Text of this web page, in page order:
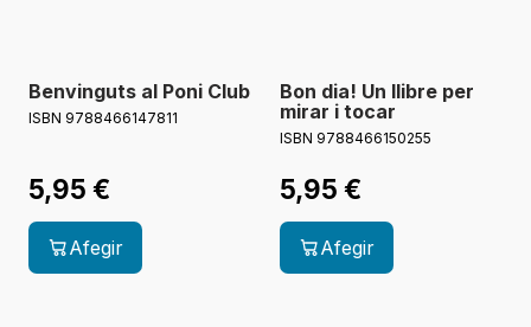
Benvinguts al Poni Club
ISBN 9788466147811
5,95 €
Afegir
Bon dia! Un llibre per
mirar i tocar
ISBN 9788466150255
5,95 €
Afegir